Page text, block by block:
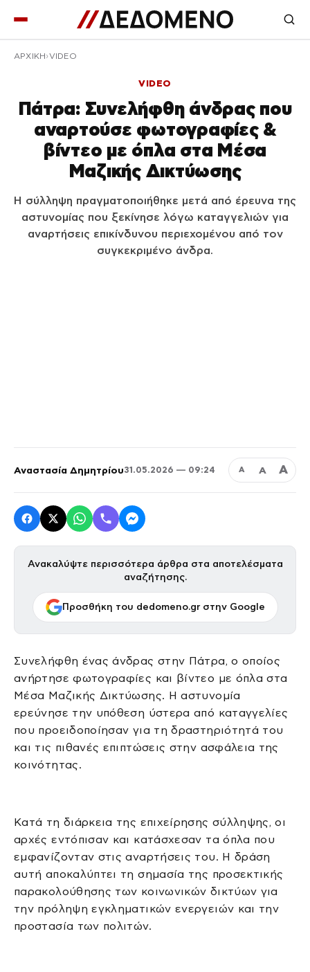
ΑΡΧΙΚΉ VIDEO
VIDEO
Πάτρα: Συνελήφθη άνδρας που
αναρτούσε φωτογραφίες &
βίντεο με όπλα στα Μέσα
Μαζικής Δικτύωσης
Η σύλληψη πραγματοποιήθηκε μετά από έρευνα της
αστυνομίας που ξεκίνησε λόγω καταγγελιών για
αναρτήσεις επικίνδυνου περιεχομένου από τον
συγκεκριμένο άνδρα.
Αναστασία Δημητρίου31.05.2026 — 09:24 Α Α Α
Ανακαλύψτε περισσότερα άρθρα στα αποτελέσματα
αναζήτησης.
Προσθήκη του dedomeno.gr στην Google
Συνελήφθη ένας άνδρας στην Πάτρα, ο οποίος
ανήρτησε φωτογραφίες και βίντεο με όπλα στα
Μέσα Μαζικής Δικτύωσης. Η αστυνομία
ερεύνησε την υπόθεση ύστερα από καταγγελίες
που προειδοποίησαν για τη δραστηριότητά του
και τις πιθανές επιπτώσεις στην ασφάλεια της
κοινότητας.
Κατά τη διάρκεια της επιχείρησης σύλληψης, οι
αρχές εντόπισαν και κατάσχεσαν τα όπλα που
εμφανίζονταν στις αναρτήσεις του. Η δράση
αυτή αποκαλύπτει τη σημασία της προσεκτικής
παρακολούθησης των κοινωνικών δικτύων για
την πρόληψη εγκληματικών ενεργειών και την
προστασία των πολιτών.